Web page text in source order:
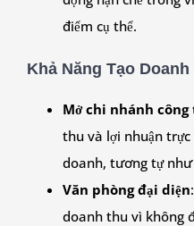
điểm cụ thể.
Khả Năng Tạo
Mở chi nhánh công
thu và lợi nhuận
doanh, tương tự như
Văn phòng đại diện
doanh thu vì không